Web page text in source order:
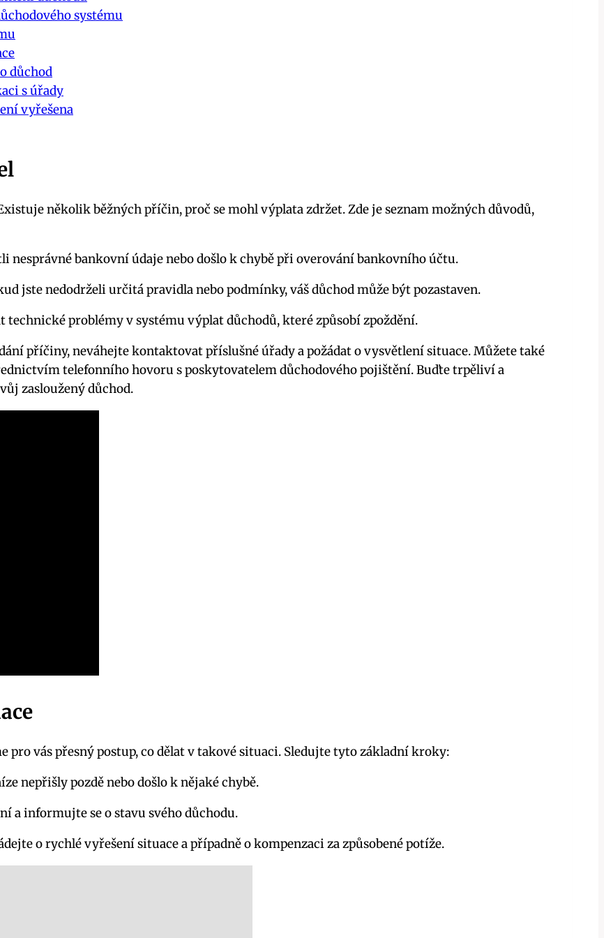
systému
důchod
s úřady
vyřešena
několik běžných příčin, proč se mohl výplata zdržet. Zde je seznam možných důvodů,
nesprávné bankovní údaje nebo došlo k chybě při overování bankovního účtu.
jste nedodrželi určitá pravidla nebo podmínky, váš důchod může být pozastaven.
technické problémy v systému výplat důchodů, které způsobí zpoždění.
příčiny, neváhejte kontaktovat příslušné úřady a požádat o vysvětlení situace. Můžete také
telefonního hovoru s poskytovatelem důchodového pojištění. Buďte trpěliví a
zasloužený důchod.
pro vás přesný postup, co dělat v takové situaci. Sledujte tyto základní kroky:
nepřišly pozdě nebo došlo k nějaké chybě.
a informujte se o stavu svého důchodu.
o rychlé vyřešení situace a případně o kompenzaci za způsobené potíže.